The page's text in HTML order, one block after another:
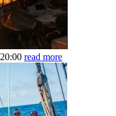
20:00 read more